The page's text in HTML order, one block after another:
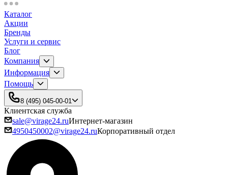
Каталог
Акции
Бренды
Услуги и сервис
Блог
Компания
Информация
Помощь
8 (495) 045-00-01
Клиентская служба
sale@virage24.ruИнтернет-магазин
4950450002@virage24.ruКорпоративный отдел